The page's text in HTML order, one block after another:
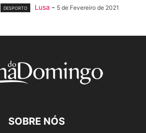
DESPORTO Lusa - 5 de Fevereiro de 2021
SOBRE NÓS